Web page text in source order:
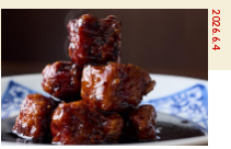
2026.6.4